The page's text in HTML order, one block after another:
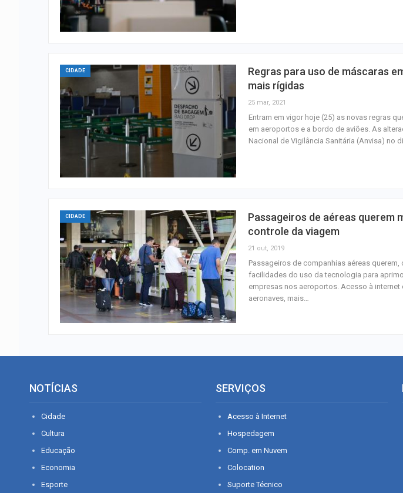
CIDADE
Regras para uso de máscaras
mais rígidas
25 mar, 2021
Entram em vigor hoje (25) as novas regras
em aeroportos e a bordo de aviões. As
Nacional de Vigilância Sanitária (Anvisa) no
CIDADE
Passageiros de aéreas querem
controle da viagem
21 out, 2019
Passageiros de companhias aéreas
facilidades do uso da tecnologia para
empresas nos aeroportos. Acesso à
aeronaves, mais…
NOTÍCIAS
Cidade
Cultura
Educação
Economia
Esporte
SERVIÇOS
Acesso à Internet
Hospedagem
Comp. em Nuvem
Colocation
Suporte Técnico